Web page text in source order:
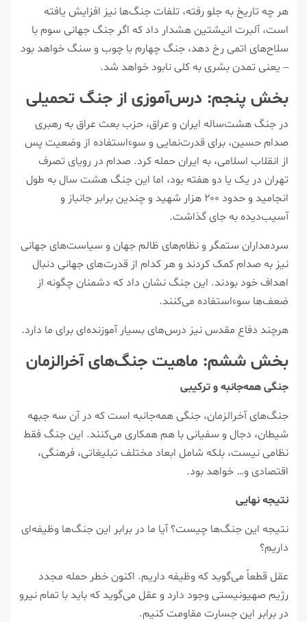
هر چه تاریخ به جلو رفته، تلفات جنگ‌ها نیز افزایش یافته
است، آلبرت انیشتین هشدار داد که اگر جنگ جهانی سوم با
سلاح‌های اتمی رخ دهد، جنگ چهارم با چوب و سنگ خواهد بود
– یعنی تمدن بشری به کلی نابود خواهد شد.
بخش پنجم: درس‌آموزی از جنگ تحمیلی
در جنگ هشت‌ساله ایران و عراق، حزب بعث عراق به رهبری
صدام حسین، برای قدرت‌نمایی و سوءاستفاده از وضعیت پس
از انقلاب اسلامی، به ایران حمله کرد. صدام در رویای تصرف
تهران در یک یا دو هفته بود، اما این جنگ هشت سال به طول
انجامید و حدود ۲۰۰ هزار شهید و چندین برابر جانباز و
آسیب‌دیده به جای گذاشت.
سردمداران ستمگر و نظام‌های ظالم جهان و سیاست‌های جهانی
نیز به صدام کمک کردند و هر کدام از قدرت‌های جهانی دنبال
اهداف خود بودند. این جنگ نشان داد که دشمنان چگونه از
ضعف‌ها سوءاستفاده می‌کنند.
هرچند دفاع مقدس نیز درس‌های بسیار آموزنده‌ای برای ما دارد.
بخش ششم: ماهیت جنگ‌های آخرالزمان
جنگی همه‌جانبه و ترکیبی
جنگ‌های آخرالزمان، جنگی همه‌جانبه است که در آن سه جبهه
شیطان، دجال و سفیانی با هم همکاری می‌کنند. این جنگ فقط
نظامی نیست، بلکه شامل ابعاد مختلف تبلیغاتی، فرهنگی،
اقتصادی و… خواهد بود.
نتیجه نهایی
نتیجه این جنگ‌ها چیست؟ آیا ما در برابر این جنگ‌ها وظیفه‌ای
داریم؟
عقل قطعاً می‌گوید که وظیفه داریم. اکنون خطر حمله مجدد
رژیم صهیونیستی وجود دارد و عقل می‌گوید که باید با تمام نیرو
در برابر این جسارت مقاومت کنیم.